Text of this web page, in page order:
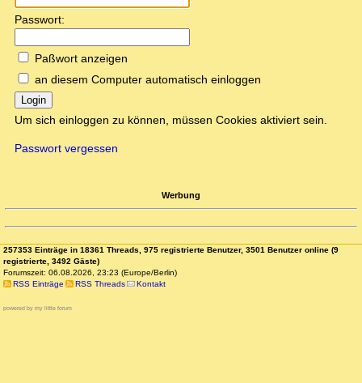
Passwort:
Paßwort anzeigen
an diesem Computer automatisch einloggen
Login
Um sich einloggen zu können, müssen Cookies aktiviert sein.
Passwort vergessen
Werbung
257353 Einträge in 18361 Threads, 975 registrierte Benutzer, 3501 Benutzer online (9
registrierte, 3492 Gäste)
Forumszeit: 06.08.2026, 23:23 (Europe/Berlin)
RSS Einträge
RSS Threads Kontakt
powered by my little forum